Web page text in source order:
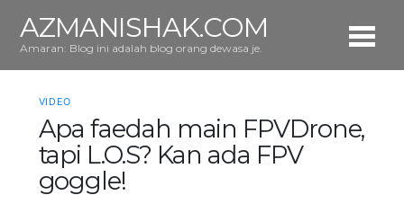
AZMANISHAK.COM
Amaran: Blog ini adalah blog orang dewasa je.
VIDEO
Apa faedah main FPVDrone,
tapi L.O.S? Kan ada FPV
goggle!